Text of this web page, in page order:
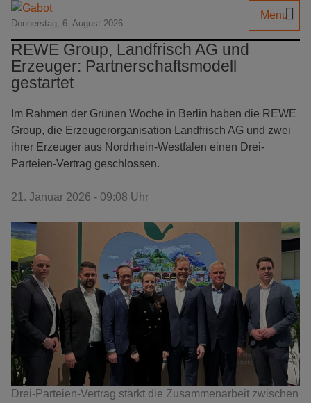
Donnerstag, 6. August 2026
Menu
REWE Group, Landfrisch AG und
Erzeuger: Partnerschaftsmodell
gestartet
Im Rahmen der Grünen Woche in Berlin haben die REWE
Group, die Erzeugerorganisation Landfrisch AG und zwei
ihrer Erzeuger aus Nordrhein-Westfalen einen Drei-
Parteien-Vertrag geschlossen.
21. Januar 2026 - 09:08 Uhr
Drei-Parteien-Vertrag stärkt die Zusammenarbeit zwischen